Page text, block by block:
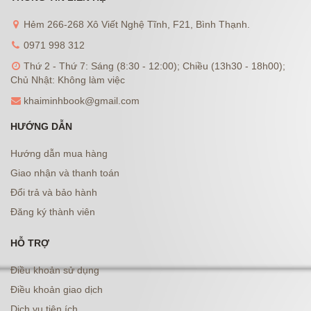
Hẻm 266-268 Xô Viết Nghệ Tĩnh, F21, Bình Thạnh.
0971 998 312
Thứ 2 - Thứ 7: Sáng (8:30 - 12:00); Chiều (13h30 - 18h00);
Chủ Nhật: Không làm việc
khaiminhbook@gmail.com
HƯỚNG DẪN
Hướng dẫn mua hàng
Giao nhận và thanh toán
Đổi trả và bảo hành
Đăng ký thành viên
HỖ TRỢ
Điều khoản sử dụng
Điều khoản giao dịch